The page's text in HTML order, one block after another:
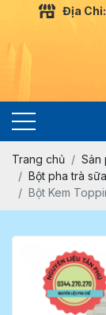
Địa
Trang chủ Sản
Bột pha trà sữa
Bột Kem